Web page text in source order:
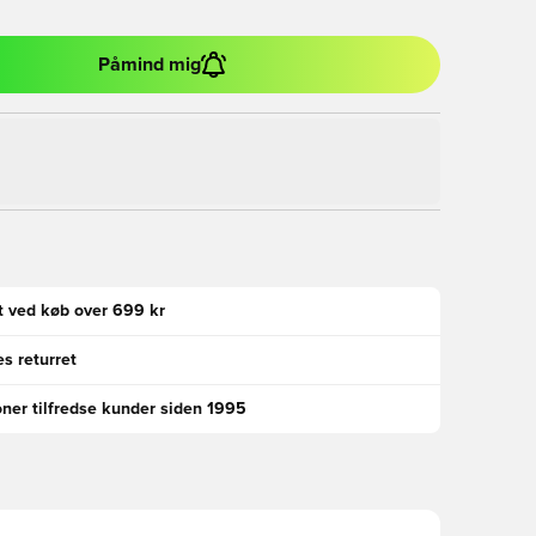
Påmind mig
ved køb over 699 kr
returret
tilfredse kunder siden 1995